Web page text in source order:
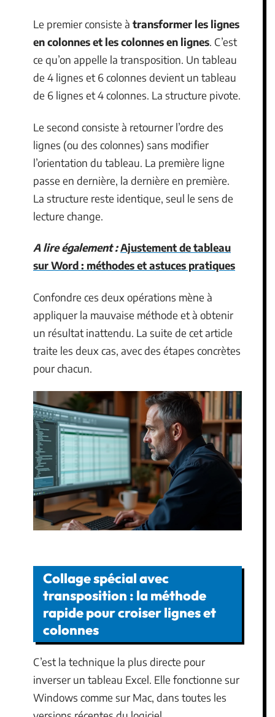
Le premier consiste à transformer les lignes
en colonnes et les colonnes en lignes. C’est
ce qu’on appelle la transposition. Un tableau
de 4 lignes et 6 colonnes devient un tableau
de 6 lignes et 4 colonnes. La structure pivote.
Le second consiste à retourner l’ordre des
lignes (ou des colonnes) sans modifier
l’orientation du tableau. La première ligne
passe en dernière, la dernière en première.
La structure reste identique, seul le sens de
lecture change.
A lire également :Ajustement de tableau
sur Word : méthodes et astuces pratiques
Confondre ces deux opérations mène à
appliquer la mauvaise méthode et à obtenir
un résultat inattendu. La suite de cet article
traite les deux cas, avec des étapes concrètes
pour chacun.
Collage spécial avec
transposition : la méthode
rapide pour croiser lignes et
colonnes
C’est la technique la plus directe pour
inverser un tableau Excel. Elle fonctionne sur
Windows comme sur Mac, dans toutes les